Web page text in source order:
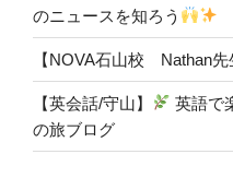
のニュースを知ろう
【NOVA石山校 Nathan
【英会話/守山】
英語で
の旅ブログ